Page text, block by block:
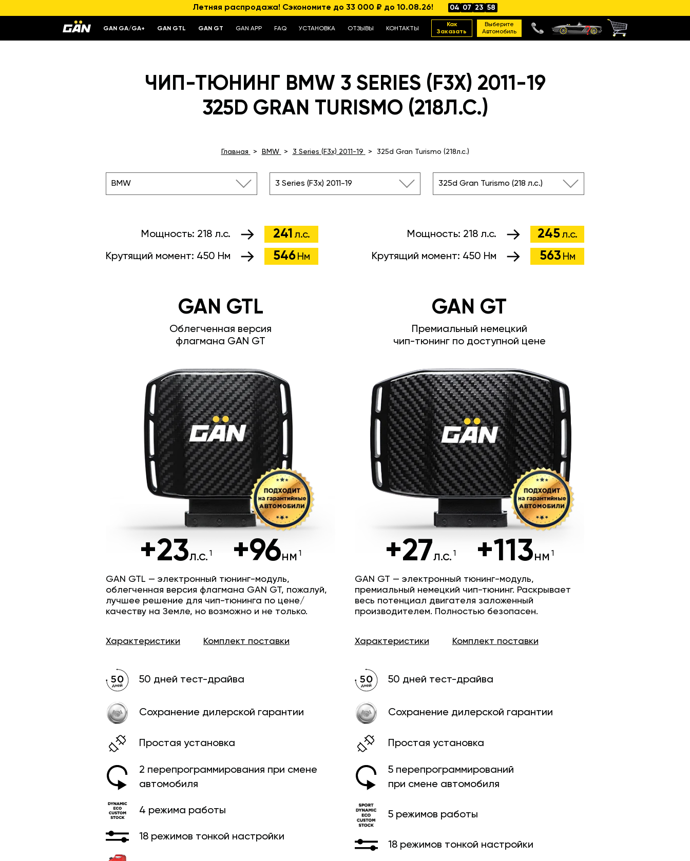
Летняя распродажа! Сэкономите до 33 000 ₽ до 10.08.26! 04 07 23 57
GAN GA/GA+ GAN GTL GAN GT GAN APP FAQ УСТАНОВКА ОТЗЫВЫ КОНТАКТЫ
Как
Заказать
Выберите
Автомобиль
ЧИП-ТЮНИНГ BMW 3 SERIES (F3X) 2011-19
325D GRAN TURISMO (218Л.С.)
Главная BMW 3 Series (F3x) 2011-19 325d Gran Turismo (218л.с.)
BMW 3 Series (F3x) 2011-19 325d Gran Turismo (218 л.с.)
Мощность: 218 л.с. 245 л.с.
Крутящий момент: 450 Нм 563 Нм
Мощность: 218 л.с. 241 л.с.
Крутящий момент: 450 Нм 546 Нм
GAN GT
Премиальный немецкий
чип-тюнинг по доступной цене
+27л.с. +113нм
GAN GT — электронный тюнинг-модуль,
премиальный немецкий чип-тюнинг. Раскрывает
весь потенциал двигателя заложенный
производителем. Полностью безопасен.
Характеристики Комплект поставки
50 дней тест-драйва
Сохранение дилерской гарантии
Простая установка
5 перепрограмми­рований
при смене автомобиля
5 режимов работы
18 режимов тонкой настройки
GAN GTL
Облегченная версия
флагмана GAN GT
+23л.с. +96нм
GAN GTL — электронный тюнинг-модуль,
облегченная версия флагмана GAN GT, пожалуй,
лучшее решение для чип-тюнинга по цене/
качеству на Земле, но возможно и не только.
Характеристики Комплект поставки
50 дней тест-драйва
Сохранение дилерской гарантии
Простая установка
2 перепрограммирования при смене
автомобиля
4 режима работы
18 режимов тонкой настройки